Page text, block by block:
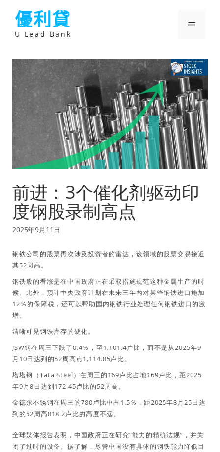
優利貸
U Lead Bank
選
前进：3个催化剂驱动印
度钢股录制高点
2025年9月11日
钢铁公司的股票再次涉及投资者的雷达，该领域的股票交易接近
其52周高。
钢铁股的看涨是在中国政府正在采取措施规范这种金属生产的时
候。此外，预计中央政府计划在未来三年内对某些钢铁进口施加
12％的保障税，还可以帮助国内钢铁行业处理任何钢铁进口的激
增。
清晰可见钢铁库存的硬化。
JSW钢在周三下跌了0.4％，至1,101.4卢比，而不是从2025年9
月10日达到的52周高点1,114.85卢比。
塔塔钢（Tata Steel）在周三的169卢比占地169卢比，距2025
年9月8日达到172.45卢比的52周高。
金德尔不锈钢在周三的780卢比中占1.5％，距2025年8月25日达
到的52周高818.2卢比的高度不远。
全球媒体报告表明，中国政府正在研究“能力的精确法规”，并关
闭了过时的设备。据了解，尽管中国没有具体的钢铁能力降低目